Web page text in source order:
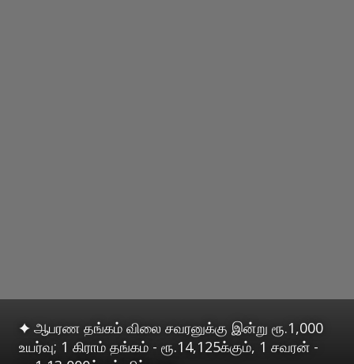
✦ ஆபரண தங்கம் விலை சவரனுக்கு இன்று ரூ.1,000
உயர்வு; 1 கிராம் தங்கம் - ரூ.14,125க்கும், 1 சவரன் -